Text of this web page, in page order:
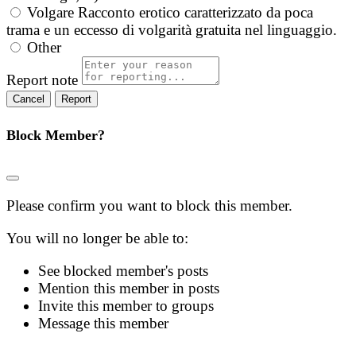
Volgare Racconto erotico caratterizzato da poca
trama e un eccesso di volgarità gratuita nel linguaggio.
Other
Report note
Report
Block Member?
Please confirm you want to block this member.
You will no longer be able to:
See blocked member's posts
Mention this member in posts
Invite this member to groups
Message this member